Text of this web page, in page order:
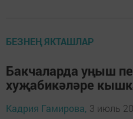
БЕЗНЕҢ ЯКТАШЛАР
Бакчаларда уңыш
хуҗабикәләре
Кадрия Гамирова, 3 июль